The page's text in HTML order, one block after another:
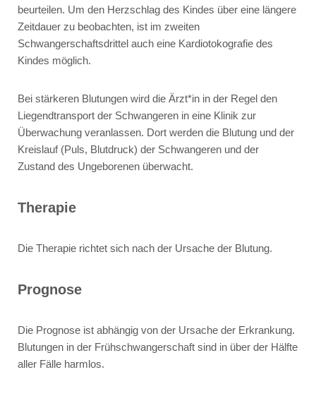
beurteilen. Um den Herzschlag des Kindes über eine längere
Zeitdauer zu beobachten, ist im zweiten
Schwangerschaftsdrittel auch eine Kardiotokografie des
Kindes möglich.
Bei stärkeren Blutungen wird die Ärzt*in in der Regel den
Liegendtransport der Schwangeren in eine Klinik zur
Überwachung veranlassen. Dort werden die Blutung und der
Kreislauf (Puls, Blutdruck) der Schwangeren und der
Zustand des Ungeborenen überwacht.
Therapie
Die Therapie richtet sich nach der Ursache der Blutung.
Prognose
Die Prognose ist abhängig von der Ursache der Erkrankung.
Blutungen in der Frühschwangerschaft sind in über der Hälfte
aller Fälle harmlos.